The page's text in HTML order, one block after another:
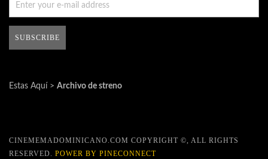
Estas Aquí > Archivo de streno
CINEMEMADOMINICANO.COM COPYRIGHT ©, ALL RIGHTS
RESERVED. POWER BY PINECONNECT